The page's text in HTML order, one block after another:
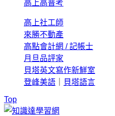
高上高普考
高上社工師
來勝不動產
高點會計網 / 記帳士
月旦品評家
貝塔英文寫作新鮮室
登峰美語
貝塔語言
Top